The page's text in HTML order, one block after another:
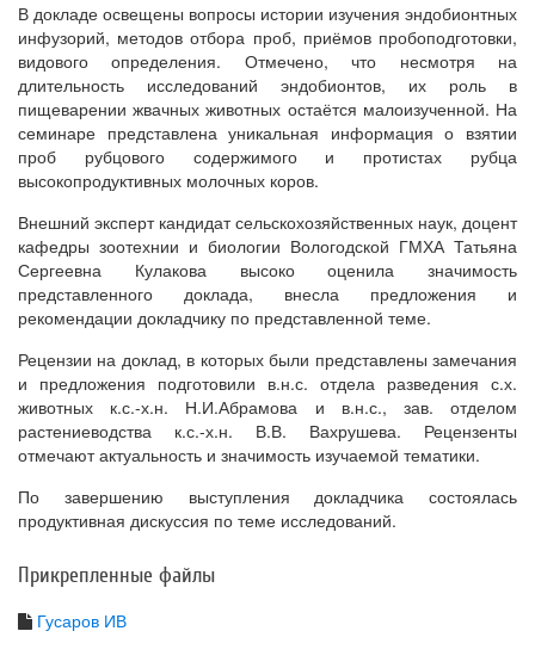
В докладе освещены вопросы истории изучения эндобионтных
инфузорий, методов отбора проб, приёмов пробоподготовки,
видового определения. Отмечено, что несмотря на
длительность исследований эндобионтов, их роль в
пищеварении жвачных животных остаётся малоизученной. На
семинаре представлена уникальная информация о взятии
проб рубцового содержимого и протистах рубца
высокопродуктивных молочных коров.
Внешний эксперт кандидат сельскохозяйственных наук, доцент
кафедры зоотехнии и биологии Вологодской ГМХА Татьяна
Сергеевна Кулакова высоко оценила значимость
представленного доклада, внесла предложения и
рекомендации докладчику по представленной теме.
Рецензии на доклад, в которых были представлены замечания
и предложения подготовили в.н.с. отдела разведения с.х.
животных к.с.-х.н. Н.И.Абрамова и в.н.с., зав. отделом
растениеводства к.с.-х.н. В.В. Вахрушева. Рецензенты
отмечают актуальность и значимость изучаемой тематики.
По завершению выступления докладчика состоялась
продуктивная дискуссия по теме исследований.
Прикрепленные файлы
Гусаров ИВ